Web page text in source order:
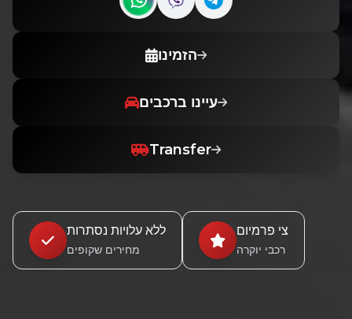
Contact us on WhatsApp
Contact us on Viber
הזמינו
עיינו ברכבים
Transfer
ללא עלויות נסתרות
מחירים שקופים
צי פרמיום
רכבי יוקרה